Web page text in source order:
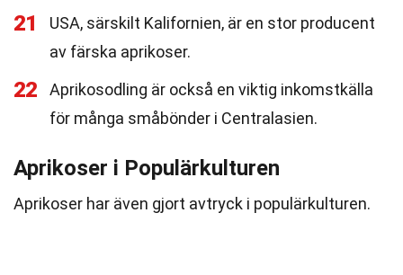
21
USA, särskilt Kalifornien, är en stor producent
av färska aprikoser.
22
Aprikosodling är också en viktig inkomstkälla
för många småbönder i Centralasien.
Aprikoser i Populärkulturen
Aprikoser har även gjort avtryck i populärkulturen.